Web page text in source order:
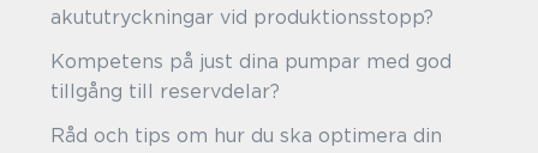
akututryckningar vid produktionsstopp?
Kompetens på just dina pumpar med god
tillgång till reservdelar?
Råd och tips om hur du ska optimera din